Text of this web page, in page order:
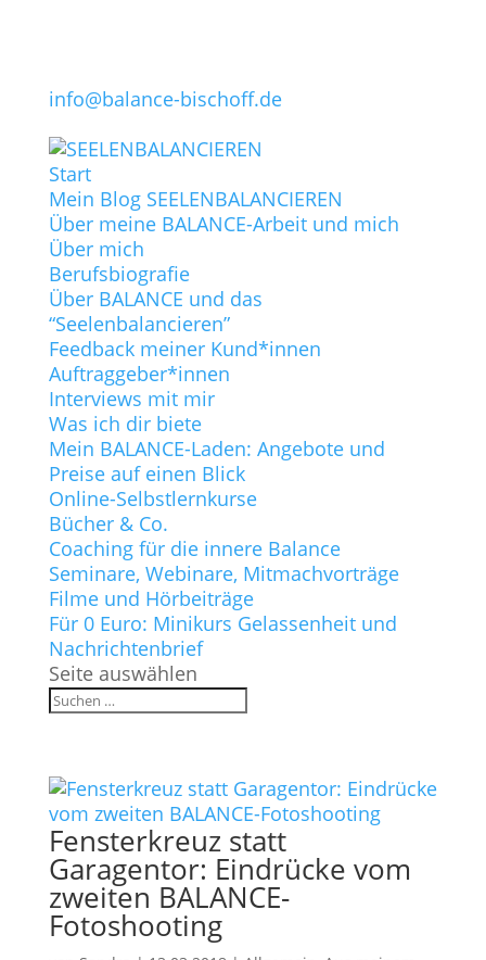
info@balance-bischoff.de
Start
Mein Blog SEELENBALANCIEREN
Über meine BALANCE-Arbeit und mich
Über mich
Berufsbiografie
Über BALANCE und das
“Seelenbalancieren”
Feedback meiner Kund*innen
Auftraggeber*innen
Interviews mit mir
Was ich dir biete
Mein BALANCE-Laden: Angebote und
Preise auf einen Blick
Online-Selbstlernkurse
Bücher & Co.
Coaching für die innere Balance
Seminare, Webinare, Mitmachvorträge
Filme und Hörbeiträge
Für 0 Euro: Minikurs Gelassenheit und
Nachrichtenbrief
Seite auswählen
Fensterkreuz statt
Garagentor: Eindrücke vom
zweiten BALANCE-
Fotoshooting